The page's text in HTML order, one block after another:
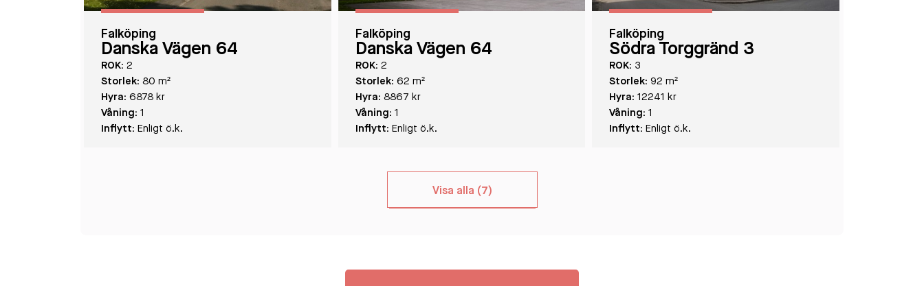
Falköping
Danska Vägen 64
ROK: 2
Storlek: 80 m²
Hyra: 6878 kr
Våning: 1
Inflytt: Enligt ö.k.
Falköping
Danska Vägen 64
ROK: 2
Storlek: 62 m²
Hyra: 8867 kr
Våning: 1
Inflytt: Enligt ö.k.
Falköping
Södra Torggränd 3
ROK: 3
Storlek: 92 m²
Hyra: 12241 kr
Våning: 1
Inflytt: Enligt ö.k.
Visa alla (7)